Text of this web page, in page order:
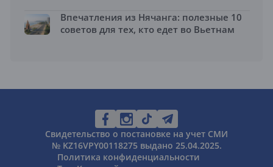
Впечатления из Нячанга: полезные 10
советов для тех, кто едет во Вьетнам
Свидетельство о постановке на учет СМИ
№ KZ16VPY00118275 выдано 25.04.2025.
Политика конфиденциальности